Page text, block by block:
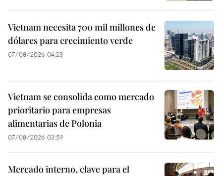
Vietnam necesita 700 mil millones de
dólares para crecimiento verde
07/08/2026 04:23
Vietnam se consolida como mercado
prioritario para empresas
alimentarias de Polonia
07/08/2026 03:59
Mercado interno, clave para el